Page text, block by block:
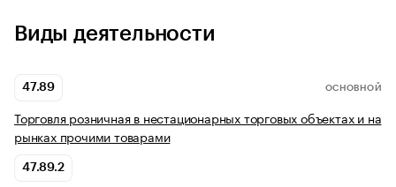
Виды деятельности
47.89 ОСНОВНОЙ
Торговля розничная в нестационарных торговых объектах и на
рынках прочими товарами
47.89.2